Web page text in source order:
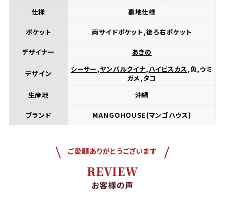
仕様 裏地仕様
ポケット 両サイドポケット,後ろ右ポケット
デザイナー あきの
デザイン シーサー,ヤンバルクイナ,ハイビスカス,魚,ウミ
ガメ,タコ
生産地
沖縄
ブランド MANGOHOUSE(マンゴハウス)
ご愛顧ありがとうございます
REVIEW
お客様の声